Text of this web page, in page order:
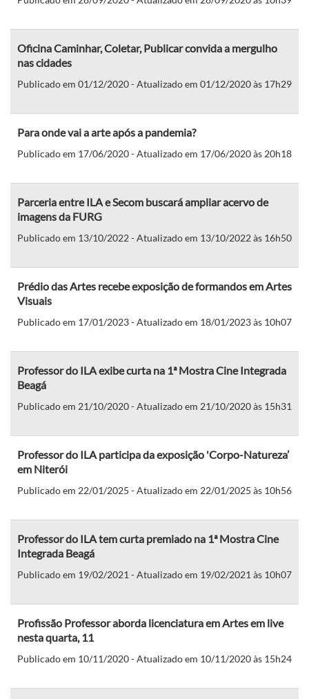
Oficina Caminhar, Coletar, Publicar convida a mergulho
nas cidades
Publicado em 01/12/2020 - Atualizado em 01/12/2020 às 17h29
Para onde vai a arte após a pandemia?
Publicado em 17/06/2020 - Atualizado em 17/06/2020 às 20h18
Parceria entre ILA e Secom buscará ampliar acervo de
imagens da FURG
Publicado em 13/10/2022 - Atualizado em 13/10/2022 às 16h50
Prédio das Artes recebe exposição de formandos em Artes
Visuais
Publicado em 17/01/2023 - Atualizado em 18/01/2023 às 10h07
Professor do ILA exibe curta na 1ª Mostra Cine Integrada
Beagá
Publicado em 21/10/2020 - Atualizado em 21/10/2020 às 15h31
Professor do ILA participa da exposição 'Corpo-Natureza’
em Niterói
Publicado em 22/01/2025 - Atualizado em 22/01/2025 às 10h56
Professor do ILA tem curta premiado na 1ª Mostra Cine
Integrada Beagá
Publicado em 19/02/2021 - Atualizado em 19/02/2021 às 10h07
Profissão Professor aborda licenciatura em Artes em live
nesta quarta, 11
Publicado em 10/11/2020 - Atualizado em 10/11/2020 às 15h24